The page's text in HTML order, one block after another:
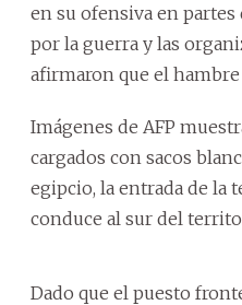
en su ofensiva en
por la guerra y las
afirmaron que el
Imágenes de AFP
cargados con sacos
egipcio, la entrada de la
conduce al sur del
Dado que el puesto